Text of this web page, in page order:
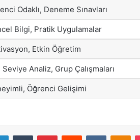
Odaklı, Deneme Sınavları
Bilgi, Pratik Uygulamalar
Etkin Öğretim
Analiz, Grup Çalışmaları
Öğrenci Gelişimi
LinkedInTumblr PinterestReddit VKontakte